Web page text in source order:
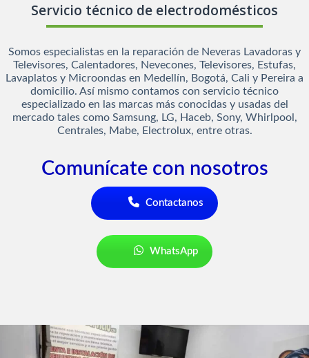
Servicio técnico de electrodomésticos
Somos especialistas en la reparación de Neveras Lavadoras y
Televisores, Calentadores, Nevecones, Televisores, Estufas,
Lavaplatos y Microondas en Medellín, Bogotá, Cali y Pereira a
domicilio. Así mismo contamos con servicio técnico
especializado en las marcas más conocidas y usadas del
mercado tales como Samsung, LG, Haceb, Sony, Whirlpool,
Centrales, Mabe, Electrolux, entre otras.
Comunícate con nosotros
Contactanos
WhatsApp